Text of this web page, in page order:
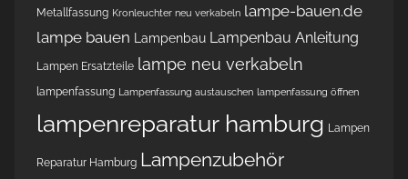
Metallfassung Kronleuchter neu verkabeln lampe-bauen.de
lampe bauen
Lampenbau Lampenbau Anleitung
Lampen Ersatzteile lampe neu verkabeln
lampenfassung Lampenfassung austauschen lampenfassung öffnen
lampenreparatur hamburg Lampen
Reparatur Hamburg Lampenzubehör